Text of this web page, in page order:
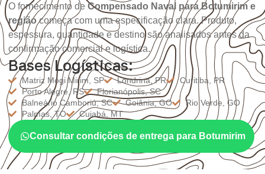
O fornecimento de Compensado Naval para Botumirim e
regiãocomeça com uma especificação clara. Produto,
espessura, quantidade e destino são analisados antes da
confirmação comercial e logística.
Bases Logísticas:
Matriz Mogi Mirim, SP Londrina, PR
Curitiba, PR
Porto Alegre, RS
Florianópolis, SC
Balneário Camboriú, SC
Goiânia, GO
Rio Verde, GO
Palmas, TO
Cuiabá, MT
Consultar condições de entrega para Botumirim